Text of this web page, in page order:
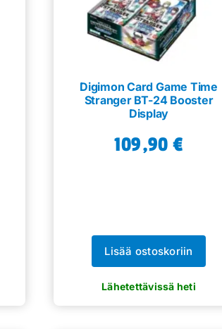
Digimon Card Game Time
Stranger BT-24 Booster
Display
109,90 €
Lisää ostoskoriin